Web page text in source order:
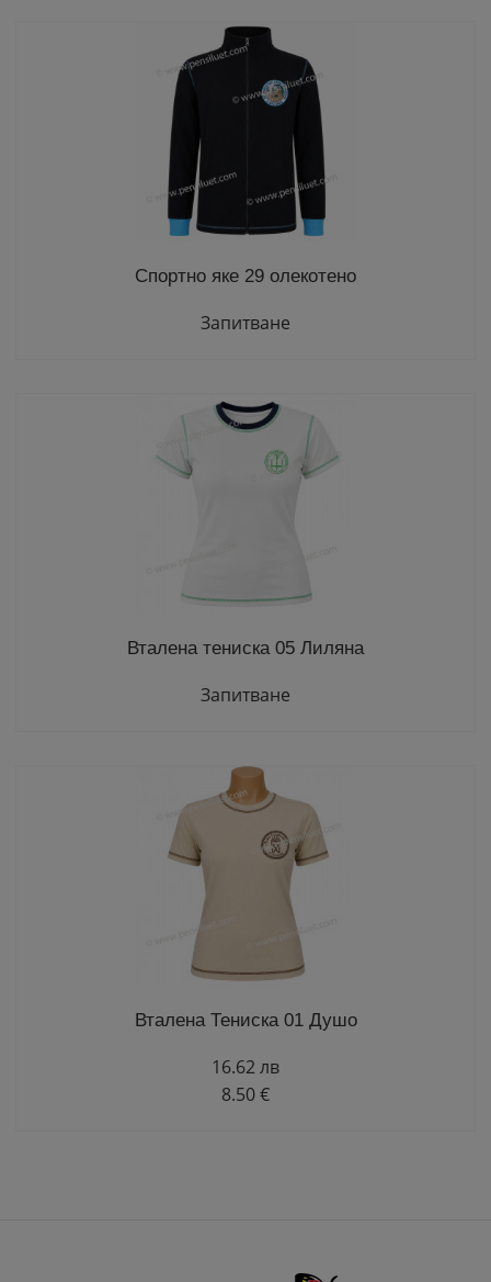
Спортно яке 29 олекотено
Запитване
Вталена тениска 05 Лиляна
Запитване
Вталена Тениска 01 Душо
16.62 лв
8.50 €